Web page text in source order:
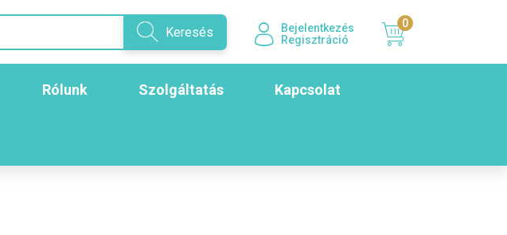
Keresés
Bejelentkezés
Regisztráció
0
Rólunk Szolgáltatás Kapcsolat